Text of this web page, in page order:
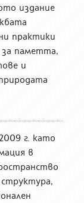
издание
практики
паметта,
и
г. като
в